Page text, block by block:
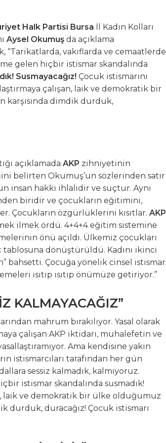
Günleri için geri sayım başladı
TURLARINA DEVAM EDİYOR
Köprüsü
Halk Partisi Bursa İl Kadın Kolları
Aysel Okumuş da açıklama
“Tarikatlarda, vakıflarda ve cemaatlerde
gelen hiçbir istismar skandalında
Susmayacağız! Çocuk istismarını
çalışan, laik ve demokratik bir
karşısında dimdik durduk,
açıklamada AKP zihniyetinin
belirten Okumuş’un sözlerinden satır
insan hakkı ihlalidir ve suçtur. Aynı
biridir ve çocukların eğitimini,
Çocukların özgürlüklerini kısıtlar. AKP
ilmek ördü. 4+4+4 eğitim sistemine
önü açıldı. Ülkemiz çocukları
dönüştürüldü. Kadını ikinci
bahsetti. Çocuğa yönelik cinsel istismar
ısıtıp ısıtıp önümüze getiriyor.”
KALMAYACAĞIZ”
mahrum bırakılıyor. Yasal olarak
çalışan AKP iktidarı, muhalefetin ve
Ama kendisine yakın
istismarcıları tarafından her gün
sessiz kalmadık, kalmıyoruz.
istismar skandalında susmadık!
laik ve demokratik bir ülke olduğumuz
durduk, duracağız! Çocuk istismarı